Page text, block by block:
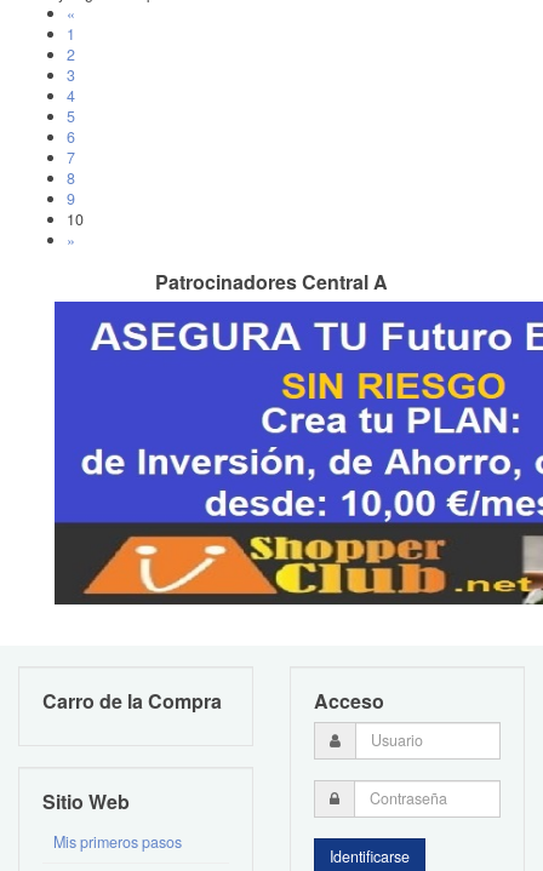
«
1
2
3
4
5
6
7
8
9
10
»
Patrocinadores Central A
Carro de la Compra
Sitio Web
Mis primeros pasos
Acceso